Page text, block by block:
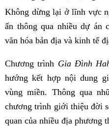
Không dừng lại ở lĩnh vực
ấn thông qua nhiều dự án
văn hóa bản địa và kinh tế
Chương trình Gia Đình
hướng kết hợp nội dung
vùng miền. Thông qua
chương trình giới thiệu đời
quan của nhiều địa phương